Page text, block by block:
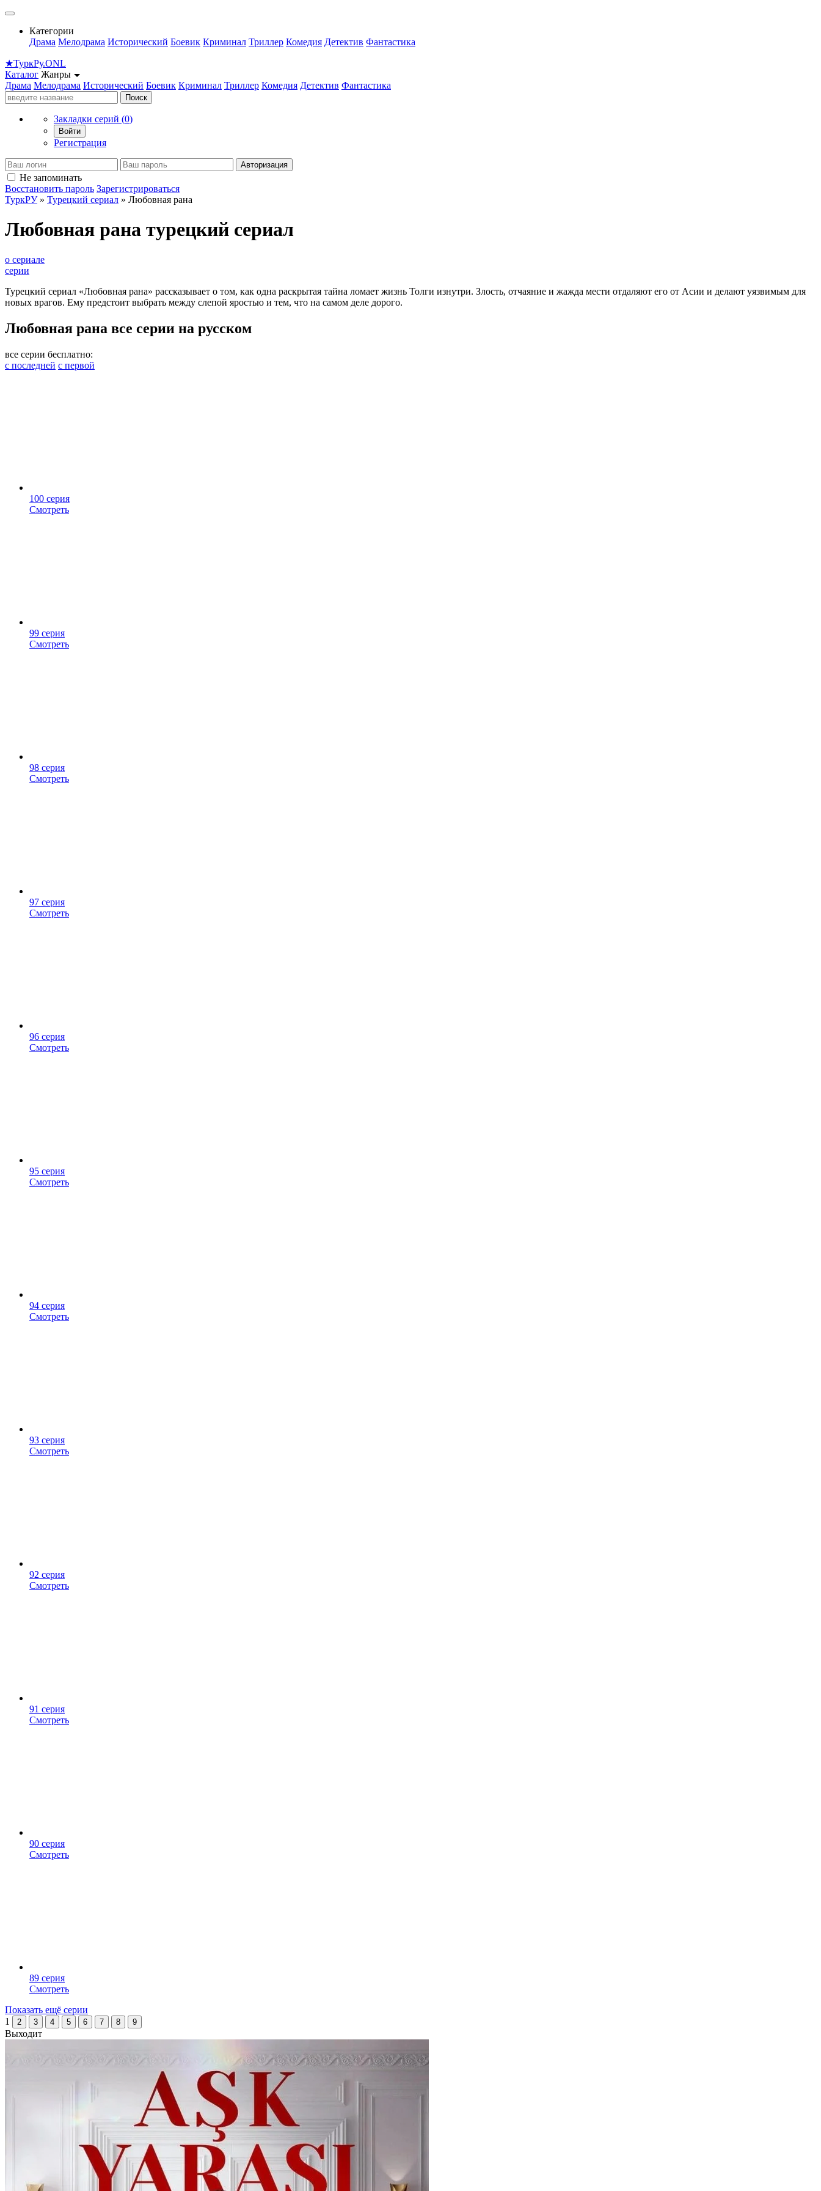
Категории
Драма Мелодрама Исторический Боевик Криминал Триллер Комедия Детектив Фантастика
★ТуркРу.ONL
Каталог Жанры
Драма Мелодрама Исторический Боевик Криминал Триллер Комедия Детектив Фантастика
Поиск
Закладки серий (0)
Войти
Регистрация
Авторизация
Не запоминать
Восстановить пароль Зарегистрироваться
ТуркРУ» Турецкий сериал » Любовная рана
Любовная рана турецкий сериал
о сериале
серии
Турецкий сериал «Любовная рана» рассказывает о том, как одна раскрытая тайна ломает жизнь Толги изнутри. Злость, отчаяние и жажда мести отдаляют его от Асии и делают уязвимым для
новых врагов. Ему предстоит выбрать между слепой яростью и тем, что на самом деле дорого.
Любовная рана все серии на русском
все серии бесплатно:
с последней с первой
100 серия
Смотреть
99 серия
Смотреть
98 серия
Смотреть
97 серия
Смотреть
96 серия
Смотреть
95 серия
Смотреть
94 серия
Смотреть
93 серия
Смотреть
92 серия
Смотреть
91 серия
Смотреть
90 серия
Смотреть
89 серия
Смотреть
Показать ещё серии
1
2 3 4 5 6 7 8 9
Выходит